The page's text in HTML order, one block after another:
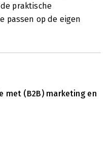
praktische
passen op de eigen
met (B2B) marketing en